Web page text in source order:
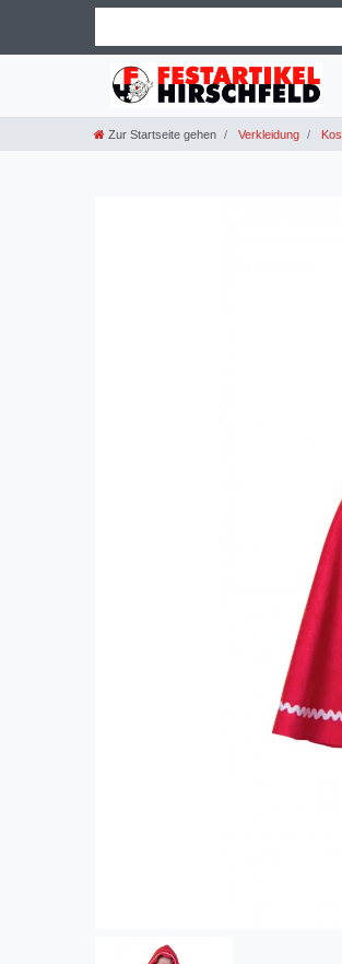
Zur Startseite gehen Verkleidung